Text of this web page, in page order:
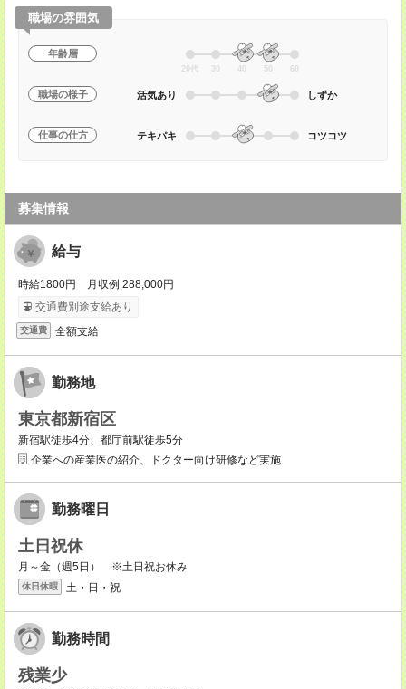
職場の雰囲気
年齢層
20代 30 40 50 60
職場の様子 活気あり しずか
仕事の仕方 テキパキ コツコツ
募集情報
給与
時給1800円 月収例 288,000円
交通費別途支給あり
交通費 全額支給
勤務地
東京都新宿区
新宿駅徒歩4分、都庁前駅徒歩5分
企業への産業医の紹介、ドクター向け研修など実施
勤務曜日
土日祝休
月～金（週5日） ※土日祝お休み
休日休暇 土・日・祝
勤務時間
残業少